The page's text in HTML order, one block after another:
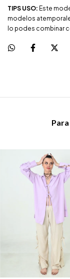
TIPS USO: Este
modelos
lo podes combinar